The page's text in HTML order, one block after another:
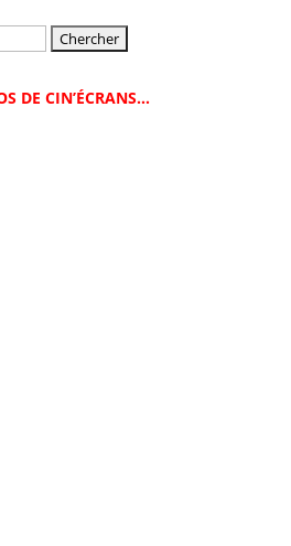
DE CIN’ÉCRANS…